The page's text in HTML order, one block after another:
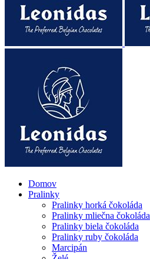
Domov
Pralinky
Pralinky horká čokoláda
Pralinky mliečna čokoláda
Pralinky biela čokoláda
Pralinky ruby čokoláda
Marcipán